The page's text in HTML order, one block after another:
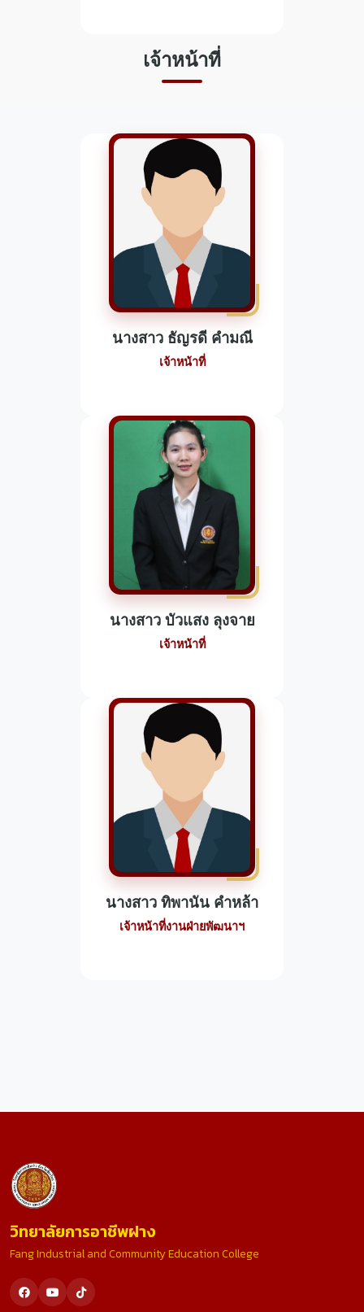
เจ้าหน้าที่
นางสาว ธัญรดี คำมณี
เจ้าหน้าที่
นางสาว บัวแสง ลุงจาย
เจ้าหน้าที่
นางสาว ทิพานัน คำหล้า
เจ้าหน้าที่งานฝ่ายพัฒนาฯ
วิทยาลัยการอาชีพฝาง
Fang Industrial and Community Education College